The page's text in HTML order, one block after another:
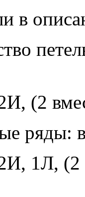
в
(2
ряды:
1Л, (2